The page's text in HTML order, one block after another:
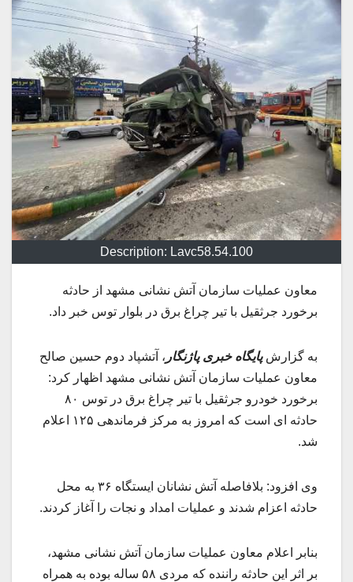
Description: Lavc58.54.100
معاون عملیات سازمان آتش نشانی مشهد از حادثه
برخورد جرثقیل با تیر چراغ برق در بلوار توس خبر داد.
به گزارش پایگاه خبری پاژنگار ، آتشپاد دوم حسین صالح
معاون عملیات سازمان آتش نشانی مشهد اظهار کرد:
برخورد خودرو جرثقیل با تیر چراغ برق در توس ۸۰
حادثه ای است که امروز به مرکز فرماندهی ۱۲۵ اعلام
شد.
وی افزود: بلافاصله آتش نشانان ایستگاه ۳۶ به محل
حادثه اعزام شدند و عملیات امداد و نجات را آغاز کردند.
بنابر اعلام معاون عملیات سازمان آتش نشانی مشهد،
بر اثر این حادثه راننده که مردی ۵۸ ساله بوده به همراه